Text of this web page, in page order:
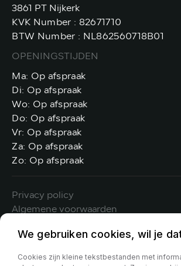
FOLLOW US
3861 PT Nijkerk
KVK Number : 82671710
BTW Number : NL862560718B01
OPENINGSTIJDEN
Ma: Op afspraak
Di: Op afspraak
Wo: Op afspraak
Do: Op afspraak
Vr: Op afspraak
Za: Op afspraak
Zo: Op afspraak
Privacy policy
Algemene voorwaarden
We gebruiken cookies, wil je
Cookies zijn kleine tekstbestanden met